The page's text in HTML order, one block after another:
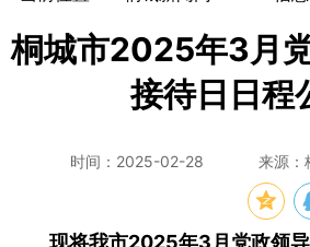
桐城市2025年3月
接待日日程
时间：2025-02-28 来源：
现将我市2025年3月党政领